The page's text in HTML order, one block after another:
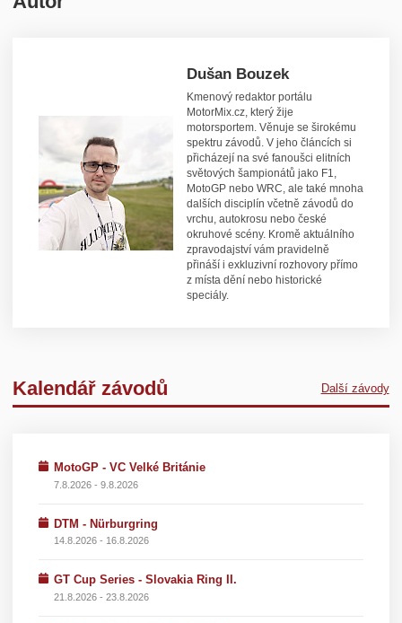
Dušan Bouzek
Kmenový redaktor portálu
MotorMix.cz, který žije
motorsportem. Věnuje se širokému
spektru závodů. V jeho článcích si
přicházejí na své fanoušci elitních
světových šampionátů jako F1,
MotoGP nebo WRC, ale také mnoha
dalších disciplín včetně závodů do
vrchu, autokrosu nebo české
okruhové scény. Kromě aktuálního
zpravodajství vám pravidelně
přináší i exkluzivní rozhovory přímo
z místa dění nebo historické
speciály.
Kalendář závodů Další závody
MotoGP - VC Velké Británie
7.8.2026 - 9.8.2026
DTM - Nürburgring
14.8.2026 - 16.8.2026
GT Cup Series - Slovakia Ring II.
21.8.2026 - 23.8.2026